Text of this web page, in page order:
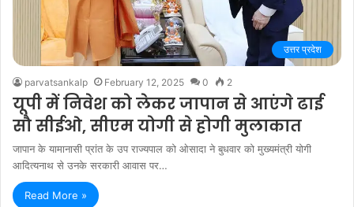
उत्तर प्रदेश
parvatsankalp February 12, 2025 0 2
यूपी में निवेश को लेकर जापान से आएंगे ढाई
सौ सीईओ, सीएम योगी से होगी मुलाकात
जापान के यामानासी प्रांत के उप राज्यपाल को ओसादा ने बुधवार को मुख्यमंत्री योगी
आदित्यनाथ से उनके सरकारी आवास पर…
Read More »